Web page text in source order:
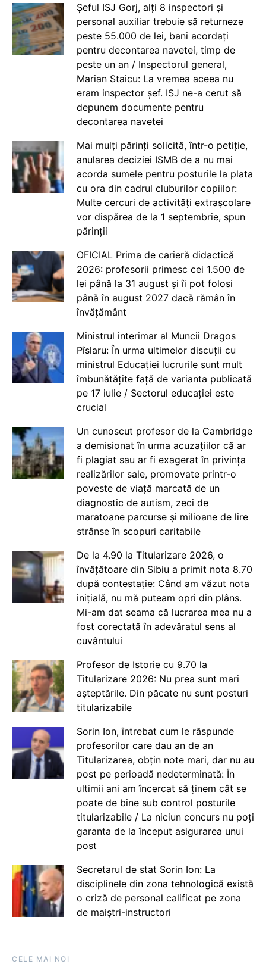
Șeful ISJ Gorj, alți 8 inspectori și
personal auxiliar trebuie să returneze
peste 55.000 de lei, bani acordați
pentru decontarea navetei, timp de
peste un an / Inspectorul general,
Marian Staicu: La vremea aceea nu
eram inspector șef. ISJ ne-a cerut să
depunem documente pentru
decontarea navetei
Mai mulți părinți solicită, într-o petiție,
anularea deciziei ISMB de a nu mai
acorda sumele pentru posturile la plata
cu ora din cadrul cluburilor copiilor:
Multe cercuri de activități extrașcolare
vor dispărea de la 1 septembrie, spun
părinții
OFICIAL Prima de carieră didactică
2026: profesorii primesc cei 1.500 de
lei până la 31 august și îi pot folosi
până în august 2027 dacă rămân în
învățământ
Ministrul interimar al Muncii Dragos
Pîslaru: În urma ultimelor discuții cu
ministrul Educației lucrurile sunt mult
îmbunătățite față de varianta publicată
pe 17 iulie / Sectorul educației este
crucial
Un cunoscut profesor de la Cambridge
a demisionat în urma acuzațiilor că ar
fi plagiat sau ar fi exagerat în privința
realizărilor sale, promovate printr-o
poveste de viață marcată de un
diagnostic de autism, zeci de
maratoane parcurse și milioane de lire
strânse în scopuri caritabile
De la 4.90 la Titularizare 2026, o
învățătoare din Sibiu a primit nota 8.70
după contestație: Când am văzut nota
inițială, nu mă puteam opri din plâns.
Mi-am dat seama că lucrarea mea nu a
fost corectată în adevăratul sens al
cuvântului
Profesor de Istorie cu 9.70 la
Titularizare 2026: Nu prea sunt mari
așteptările. Din păcate nu sunt posturi
titularizabile
Sorin Ion, întrebat cum le răspunde
profesorilor care dau an de an
Titularizarea, obțin note mari, dar nu au
post pe perioadă nedeterminată: În
ultimii ani am încercat să ținem cât se
poate de bine sub control posturile
titularizabile / La niciun concurs nu poți
garanta de la început asigurarea unui
post
Secretarul de stat Sorin Ion: La
disciplinele din zona tehnologică există
o criză de personal calificat pe zona
de maiștri-instructori
CELE MAI NOI